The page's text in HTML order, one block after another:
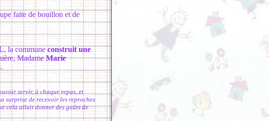
faite de bouillon et de
, la communeconstruit une
MadameMarie
servir, à chaque repas, et
surprise de recevoir les reproches
cela allait donner des goûts de